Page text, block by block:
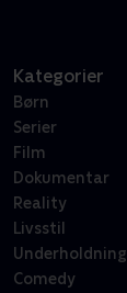
Kategorier
Børn
Serier
Film
Dokumentar
Reality
Livsstil
Underholdning
Comedy